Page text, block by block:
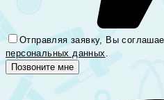
Отправляя заявку, Вы
персональных данных